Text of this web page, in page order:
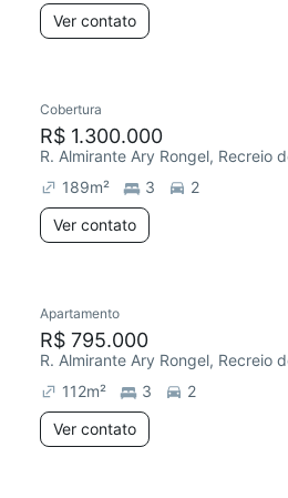
Ver contato
Redecorar
Cobertura
R$ 1.300.000
R. Almirante Ary Rongel, Recreio
189m² 3
2
Ver contato
Apartamento
R$ 795.000
R. Almirante Ary Rongel, Recreio
112m² 3
2
Ver contato